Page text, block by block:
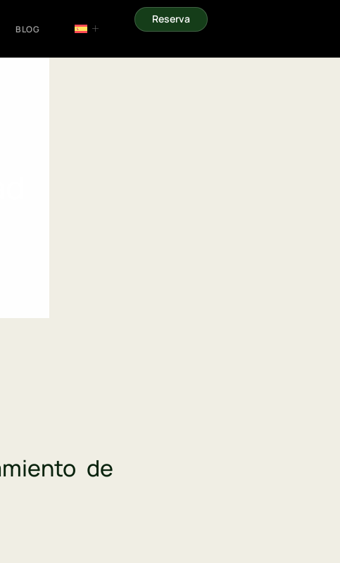
BLOG
Reserva
de